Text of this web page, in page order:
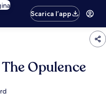
Scarica l’app
Opulence